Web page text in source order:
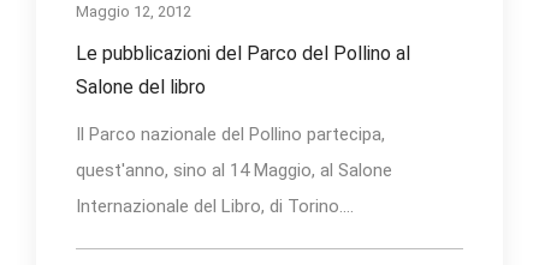
Maggio 12, 2012
Le pubblicazioni del Parco del Pollino al
Salone del libro
Il Parco nazionale del Pollino partecipa,
quest'anno, sino al 14 Maggio, al Salone
Internazionale del Libro, di Torino....